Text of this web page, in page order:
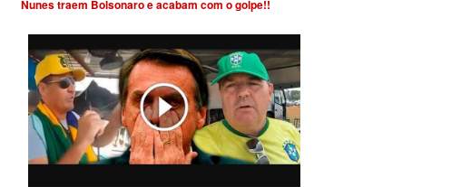
Nunes traem Bolsonaro e acabam com o golpe!!